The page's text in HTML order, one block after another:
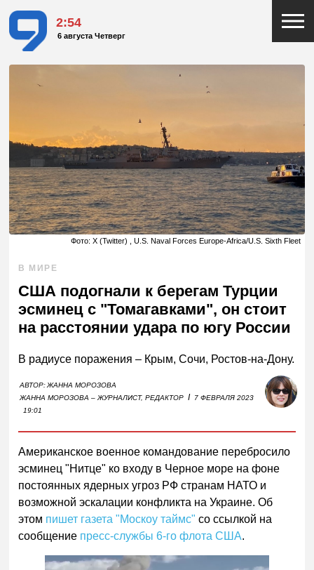
2:54
6 августа Четверг
Фото: X (Twitter) , U.S. Naval Forces Europe-Africa/U.S. Sixth Fleet
В МИРЕ
США подогнали к берегам Турции
эсминец с "Томагавками", он стоит
на расстоянии удара по югу России
В радиусе поражения – Крым, Сочи, Ростов-на-Дону.
АВТОР:ЖАННА МОРОЗОВА
ЖАННА МОРОЗОВА – ЖУРНАЛИСТ, РЕДАКТОР I
7 ФЕВРАЛЯ 2023
19:01
Американское военное командование перебросило
эсминец "Нитце" ко входу в Черное море на фоне
постоянных ядерных угроз РФ странам НАТО и
возможной эскалации конфликта на Украине. Об
этом пишет газета "Москоу таймс" со ссылкой на
сообщение пресс-службы 6-го флота США.